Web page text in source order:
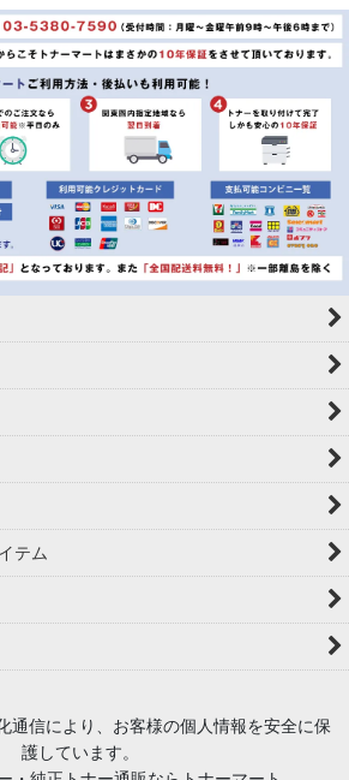
テム
通信により、お客様の個人情報を安全に保
護しています。